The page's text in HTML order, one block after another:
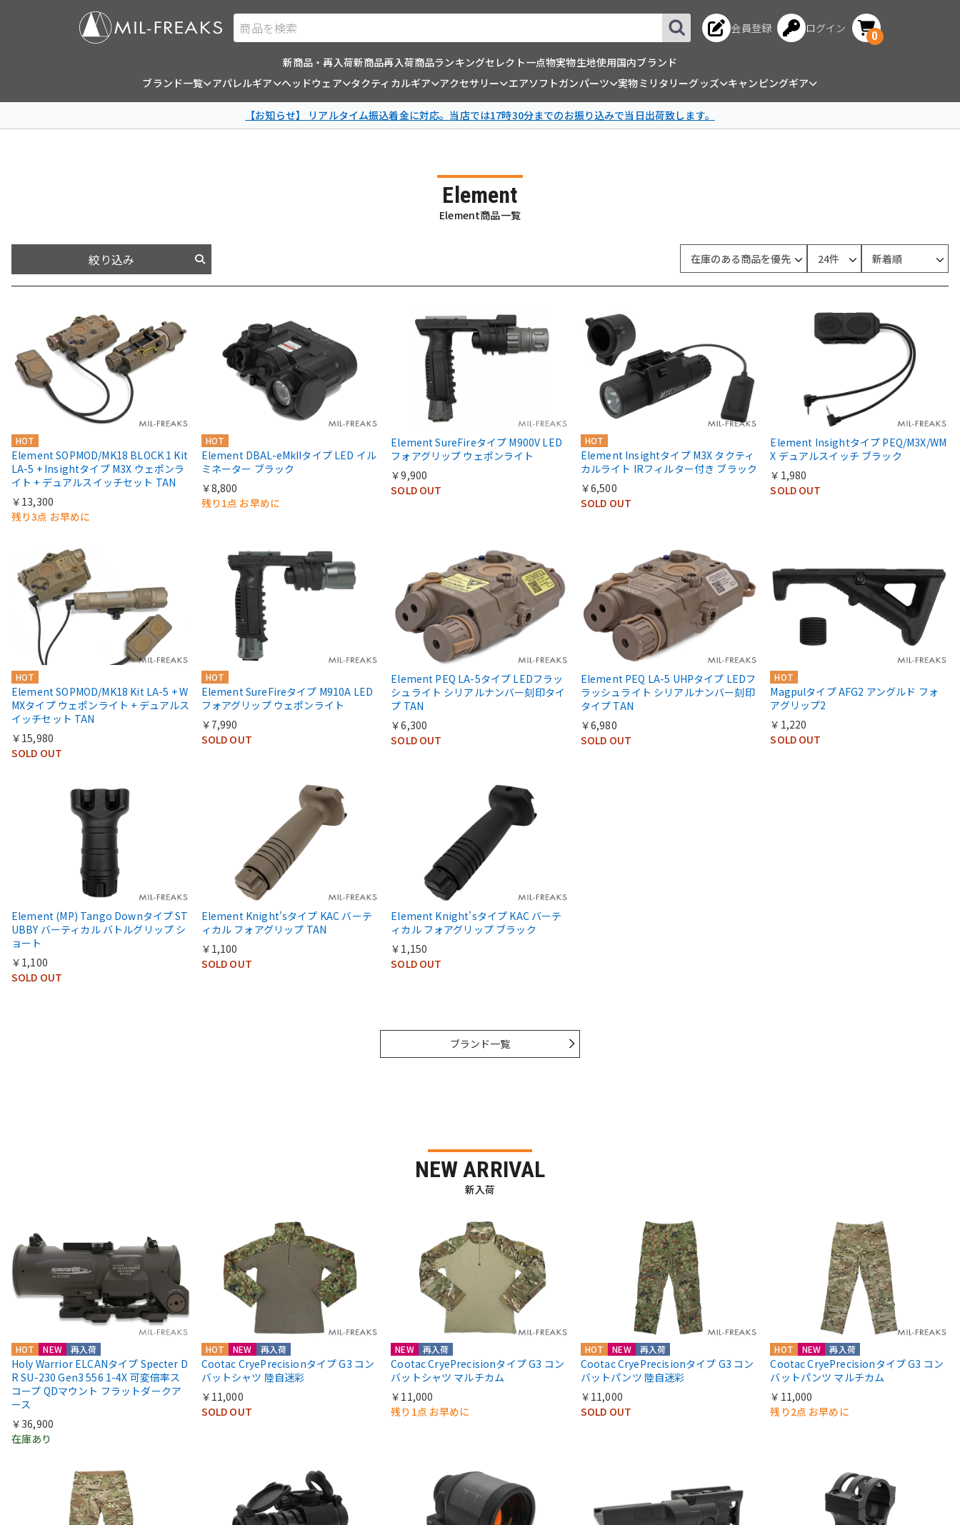
商品を検索 会員登録 ログイン
0
新商品・再入荷新商品再入荷商品ランキングセレクト一点物実物生地使用国内ブランド
ブランド一覧
アパレルギア ヘッドウェア タクティカルギア アクセサリー エアソフトガンパーツ 実物ミリタリーグッズ キャンピングギア
【お知らせ】 リアルタイム振込着金に対応。当店では17時30分までのお振り込みで当日出荷致します。
Element
Element商品一覧
絞り込み
HOT
Element SOPMOD/MK18 BLOCK 1 Kit
LA-5 + Insightタイプ M3X ウェポンラ
イト + デュアルスイッチセット TAN
￥13,300
残り3点 お早めに
HOT
Element DBAL-eMkIIタイプ LED イル
ミネーター ブラック
￥8,800
残り1点 お早めに
Element SureFireタイプ M900V LED
フォアグリップ ウェポンライト
￥9,900
SOLD OUT
HOT
Element Insightタイプ M3X タクティ
カルライト IRフィルター付き ブラック
￥6,500
SOLD OUT
Element Insightタイプ PEQ/M3X/WM
X デュアルスイッチ ブラック
￥1,980
SOLD OUT
HOT
Element SOPMOD/MK18 Kit LA-5 + W
MXタイプ ウェポンライト + デュアルス
イッチセット TAN
￥15,980
SOLD OUT
HOT
Element SureFireタイプ M910A LED
フォアグリップ ウェポンライト
￥7,990
SOLD OUT
Element PEQ LA-5タイプ LEDフラッ
シュライト シリアルナンバー刻印タイ
プ TAN
￥6,300
SOLD OUT
Element PEQ LA-5 UHPタイプ LEDフ
ラッシュライト シリアルナンバー刻印
タイプ TAN
￥6,980
SOLD OUT
HOT
Magpulタイプ AFG2 アングルド フォ
アグリップ2
￥1,220
SOLD OUT
Element (MP) Tango Downタイプ ST
UBBY バーティカル バトルグリップ シ
ョート
￥1,100
SOLD OUT
Element Knight'sタイプ KAC バーテ
ィカル フォアグリップ TAN
￥1,100
SOLD OUT
Element Knight'sタイプ KAC バーテ
ィカル フォアグリップ ブラック
￥1,150
SOLD OUT
ブランド一覧
NEW ARRIVAL
新入荷
HOT NEW 再入荷
Holy Warrior ELCANタイプ Specter D
R SU-230 Gen3 556 1-4X 可変倍率ス
コープ QDマウント フラットダークア
ース
￥36,900
在庫あり
HOT NEW 再入荷
Cootac CryePrecisionタイプ G3 コン
バットシャツ 陸自迷彩
￥11,000
SOLD OUT
NEW 再入荷
Cootac CryePrecisionタイプ G3 コン
バットシャツ マルチカム
￥11,000
残り1点 お早めに
HOT NEW 再入荷
Cootac CryePrecisionタイプ G3 コン
バットパンツ 陸自迷彩
￥11,000
SOLD OUT
HOT NEW 再入荷
Cootac CryePrecisionタイプ G3 コン
バットパンツ マルチカム
￥11,000
残り2点 お早めに